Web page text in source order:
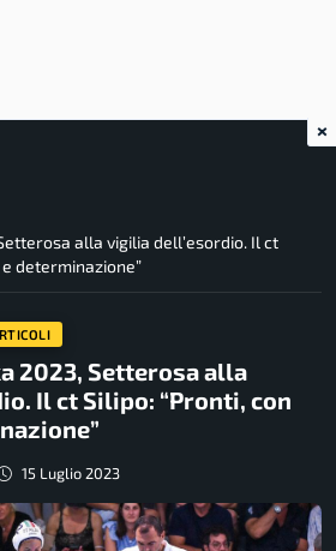
alla vigilia dell’esordio. Il ct
determinazione”
2023, Setterosa alla
Il ct Silipo: “Pronti, con
15 Luglio 2023
×